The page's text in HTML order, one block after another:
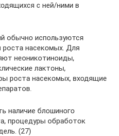
с ней/ними в
обычно используются
роста насекомых. Для
неоникотиноиды,
лактоны,
роста насекомых, входящие
наличие блошиного
процедуры обработок
(27)